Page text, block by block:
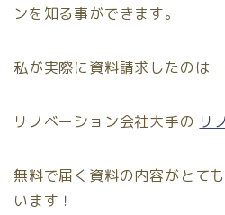
ンを知る事ができます。
私が実際に資料請求したのは
リノベーション会社大手の リ
無料で届く資料の内容がとて
います！